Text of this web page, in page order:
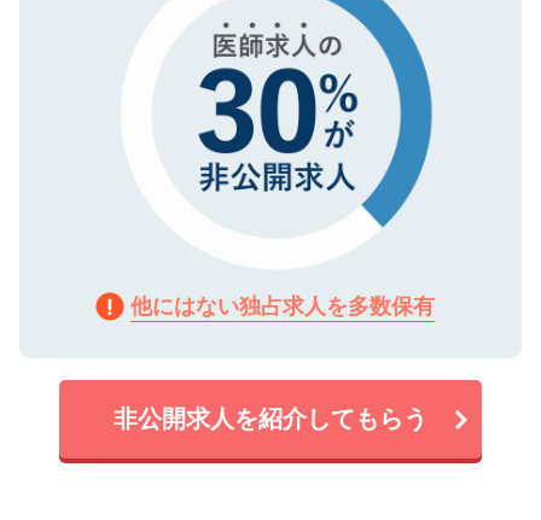
他にはない独占求人を多数保有
非公開求人を紹介してもらう